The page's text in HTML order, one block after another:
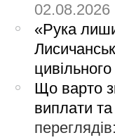
02.08.2026
«Рука
Що варто
виплати
переглядів: